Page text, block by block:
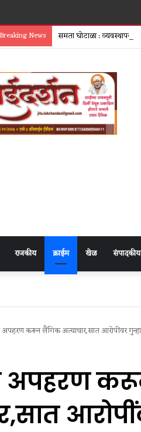
Breaking News समता घोटाळा :
राजकीय क्राईम खेळ संपादकीय
करून लैंगिक अत्याचार,सात आरोपींवर गुन्हा
अपहरण